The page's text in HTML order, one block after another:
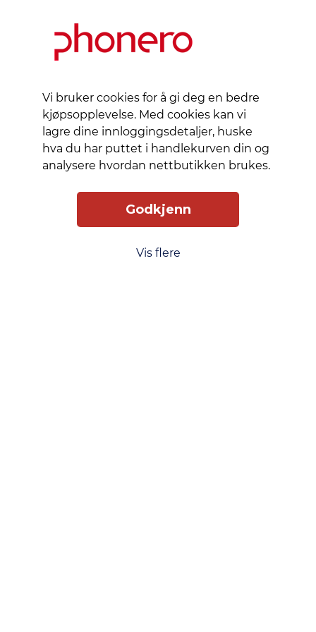
Vi bruker cookies for å gi deg en bedre
kjøpsopplevelse. Med cookies kan vi
lagre dine innloggingsdetaljer, huske
hva du har puttet i handlekurven din og
analysere hvordan nettbutikken brukes.
Godkjenn
Vis flere